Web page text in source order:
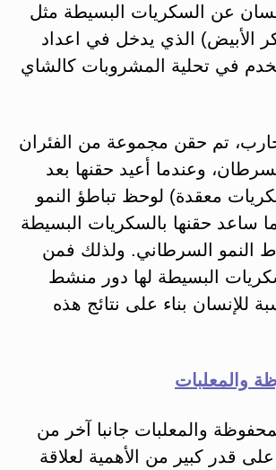
عن السكريات البسيطة مثل
الأبيض) الذي يدخل في اعداد
في تحلية المشروبات كالشاي
تم حقن مجموعة من الفئران
وعندما أعيد حقنها بعد
معقدة) لوحظ تباطؤ النمو
ساعد حقنها بالسكريات البسيطة
النمو السرطاني. ولذلك فمن
البسيطة لها دور منشط
للإنسان بناء على نتائج هذه
والمعلبات
والمعلبات جانبا آخر من
قدر كبير من الأهمية لعلاقة